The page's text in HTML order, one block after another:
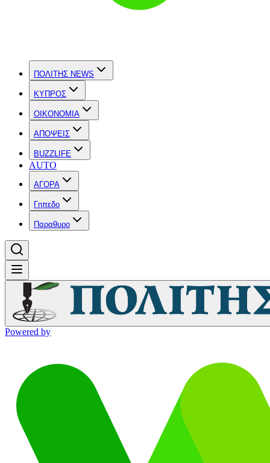
ΠΟΛΙΤΗΣ NEWS
ΚΥΠΡΟΣ
OIKONOMIA
ΑΠΟΨΕΙΣ
BUZZLIFE
AUTO
ΑΓΟΡΑ
Γηπεδο
Παραθυρο
Powered by